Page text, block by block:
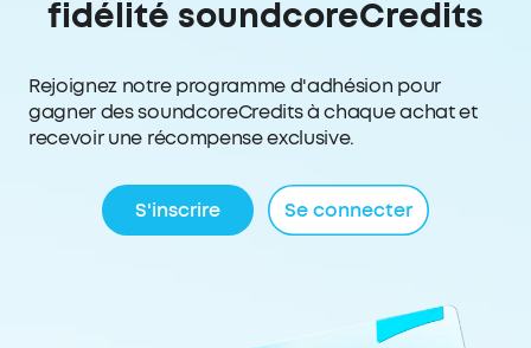
fidélité soundcoreCredits
Rejoignez notre programme d'adhésion pour
gagner des soundcoreCredits à chaque achat et
recevoir une récompense exclusive.
S'inscrire Se connecter